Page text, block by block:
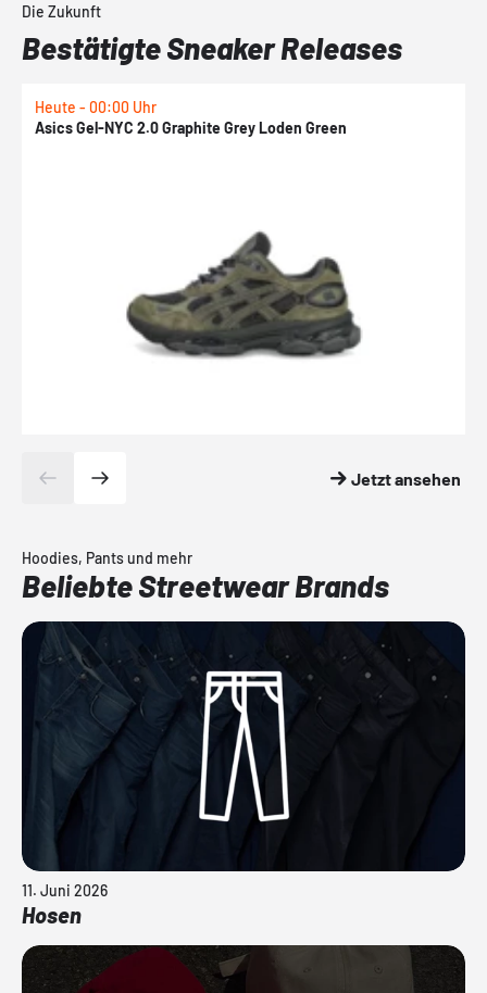
Die Zukunft
Bestätigte Sneaker Releases
Heute - 00:00 Uhr
Asics Gel-NYC 2.0 Graphite Grey Loden Green
Jetzt ansehen
Hoodies, Pants und mehr
Beliebte Streetwear Brands
11. Juni 2026
Hosen